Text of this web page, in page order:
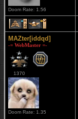
Doom Rate: 1.56
2 1
MAZter[iddqd]
-= WebMaster =-
1370
Doom Rate: 1.35